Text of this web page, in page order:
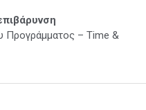
Προγράμματος – Time &